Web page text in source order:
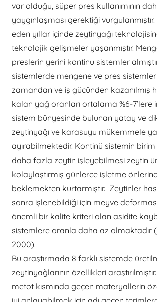
var olduğu, süper pres kullanımının
yaygınlaşması gerektiği
eden yıllar içinde zeytinyağı
teknolojik gelişmeler yaşanmıştır.
preslerin yerini kontinu sistemler
sistemlerde mengene ve pres
zamandan ve iş gücünden kazanılmış
kalan yağ oranları ortalama %6-7’lere
sistem bünyesinde bulunan yatay ve
zeytinyağı ve karasuyu mükemmele
ayırabilmektedir. Kontinü sistemin
daha fazla zeytin işleyebilmesi zeytin
kolaylaştırmış günlerce işletme
beklemekten kurtarmıştır. Zeytinler
sonra işlenebildiği için meyve
önemli bir kalite kriteri olan asidite
sistemlere oranla daha az olmaktadır
2000).
Bu araştırmada 8 farklı sistemde
zeytinyağlarının özellikleri
metot kısmında geçen materyallerin